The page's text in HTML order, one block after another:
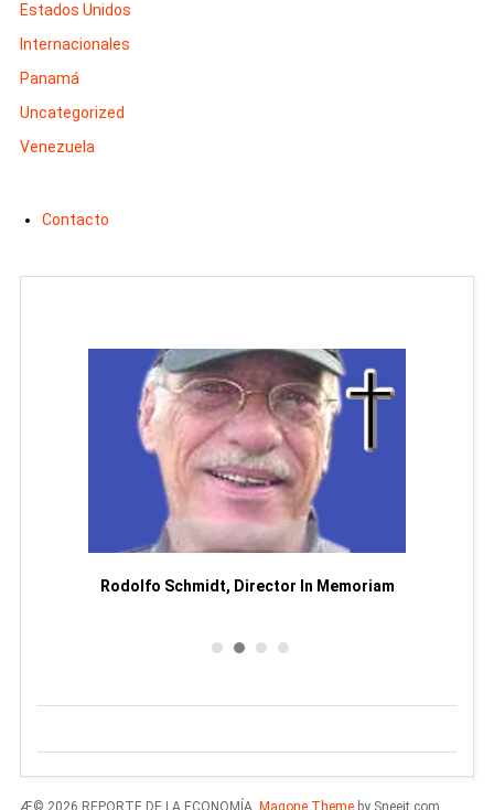
Estados Unidos
Internacionales
Panamá
Uncategorized
Venezuela
Contacto
Rodolfo Schmidt, Director In Memoriam